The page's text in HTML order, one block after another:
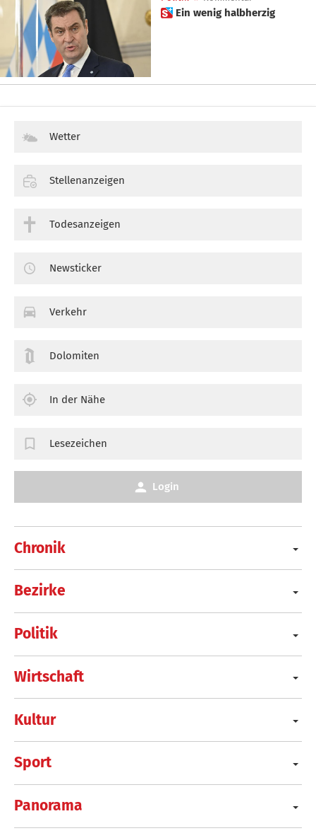
 Ein wenig halbherzig
Chronik
Bezirke
Politik
Wirtschaft
Kultur
Sport
Panorama
Wetter
Stellenanzeigen
Todesanzeigen
Newsticker
Verkehr
Dolomiten
In der Nähe
Lesezeichen
Login